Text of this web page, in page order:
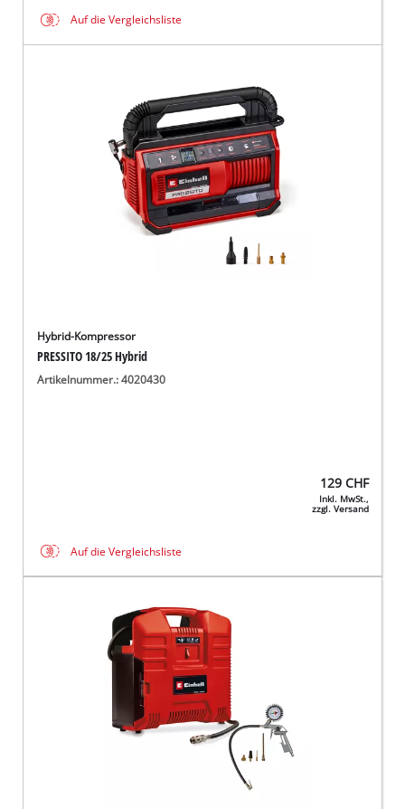
Auf die Vergleichsliste
Hybrid-Kompressor
PRESSITO 18/25 Hybrid
Artikelnummer.: 4020430
129 CHF
Inkl. MwSt.,
zzgl. Versand
Auf die Vergleichsliste